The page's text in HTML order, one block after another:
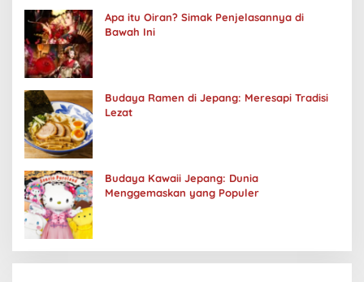
Apa itu Oiran? Simak Penjelasannya di
Bawah Ini
Budaya Ramen di Jepang: Meresapi Tradisi
Lezat
Budaya Kawaii Jepang: Dunia
Menggemaskan yang Populer